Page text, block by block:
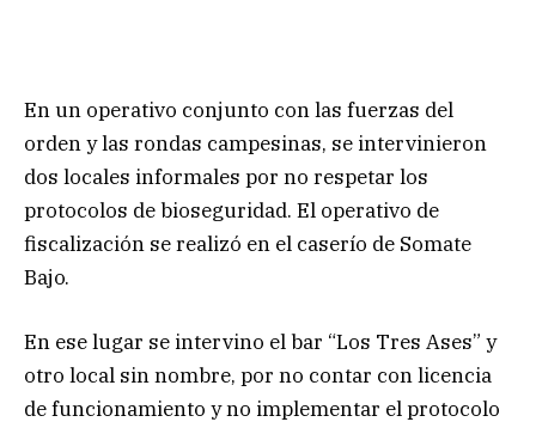
En un operativo conjunto con las fuerzas del
orden y las rondas campesinas, se intervinieron
dos locales informales por no respetar los
protocolos de bioseguridad. El operativo de
fiscalización se realizó en el caserío de Somate
Bajo.
En ese lugar se intervino el bar “Los Tres Ases” y
otro local sin nombre, por no contar con licencia
de funcionamiento y no implementar el protocolo